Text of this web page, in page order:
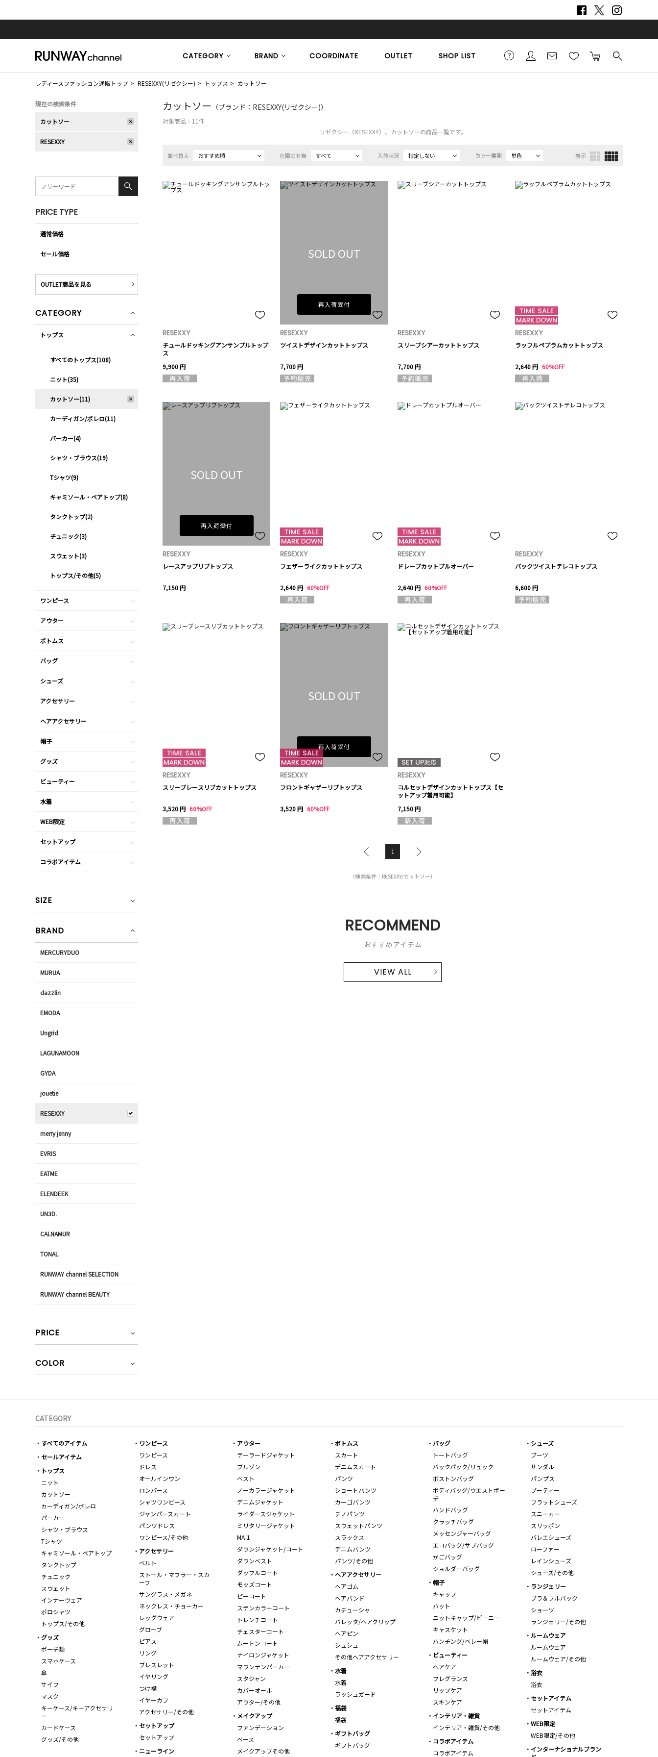
CATEGORY BRAND COORDINATE OUTLET SHOP LIST
レディースファッション通販トップ RESEXXY(リゼクシー) トップス カットソー
カットソー （ブランド：RESEXXY(リゼクシー)）
対象商品： 11件
リゼクシー（RESEXXY）、カットソーの商品一覧です。
並べ替え おすすめ順 在庫の有無 すべて 入荷状況 指定しない カラー展開 単色 表示
RESEXXY
チュールドッキングアンサンブルトップ
ス
9,900 円
SOLD OUT
再入荷受付
RESEXXY
ツイストデザインカットトップス
7,700 円
RESEXXY
スリーブシアーカットトップス
7,700 円
RESEXXY
ラッフルペプラムカットトップス
2,640 円 60%OFF
SOLD OUT
再入荷受付
RESEXXY
レースアップリブトップス
7,150 円
RESEXXY
フェザーライクカットトップス
2,640 円 60%OFF
RESEXXY
ドレープカットプルオーバー
2,640 円 60%OFF
RESEXXY
バックツイストテレコトップス
6,600 円
RESEXXY
スリーブレースリブカットトップス
3,520 円 60%OFF
SOLD OUT
再入荷受付
RESEXXY
フロントギャザーリブトップス
3,520 円 60%OFF
RESEXXY
コルセットデザインカットトップス【セ
ットアップ着用可能】
7,150 円
1
（検索条件：RESEXXY/カットソー）
RECOMMEND
おすすめアイテム
VIEW ALL
現在の検索条件
カットソー
RESEXXY
PRICE TYPE
通常価格
セール価格
OUTLET商品を見る
CATEGORY
トップス
すべてのトップス(108)
ニット(35)
カットソー(11)
カーディガン/ボレロ(11)
パーカー(4)
シャツ・ブラウス(19)
Tシャツ(9)
キャミソール・ベアトップ(8)
タンクトップ(2)
チュニック(3)
スウェット(3)
トップス/その他(5)
ワンピース
アウター
ボトムス
バッグ
シューズ
アクセサリー
ヘアアクセサリー
帽子
グッズ
ビューティー
水着
WEB限定
セットアップ
コラボアイテム
SIZE
BRAND
MERCURYDUO
MURUA
dazzlin
EMODA
Ungrid
LAGUNAMOON
GYDA
jouetie
RESEXXY
merry jenny
EVRIS
EATME
ELENDEEK
UN3D.
CALNAMUR
TONAL
RUNWAY channel SELECTION
RUNWAY channel BEAUTY
PRICE
COLOR
CATEGORY
すべてのアイテム
セールアイテム
トップス
ニット
カットソー
カーディガン/ボレロ
パーカー
シャツ・ブラウス
Tシャツ
キャミソール・ベアトップ
タンクトップ
チュニック
スウェット
インナーウェア
ポロシャツ
トップス/その他
ワンピース
ワンピース
ドレス
オールインワン
ロンパース
シャツワンピース
ジャンパースカート
パンツドレス
ワンピース/その他
アウター
テーラードジャケット
ブルゾン
ベスト
ノーカラージャケット
デニムジャケット
ライダースジャケット
ミリタリージャケット
MA-1
ダウンジャケット/コート
ダウンベスト
ダッフルコート
モッズコート
ピーコート
ステンカラーコート
トレンチコート
チェスターコート
ムートンコート
ナイロンジャケット
マウンテンパーカー
スタジャン
カバーオール
アウター/その他
ボトムス
スカート
デニムスカート
パンツ
ショートパンツ
カーゴパンツ
チノパンツ
スウェットパンツ
スラックス
デニムパンツ
パンツ/その他
バッグ
トートバッグ
バックパック/リュック
ボストンバッグ
ボディバッグ/ウエストポー
チ
ハンドバッグ
クラッチバッグ
メッセンジャーバッグ
エコバッグ/サブバッグ
かごバッグ
ショルダーバッグ
シューズ
ブーツ
サンダル
パンプス
ブーティー
フラットシューズ
スニーカー
スリッポン
バレエシューズ
ローファー
レインシューズ
シューズ/その他
アクセサリー
ベルト
ストール・マフラー・スカ
ーフ
サングラス・メガネ
ネックレス・チョーカー
レッグウェア
グローブ
ピアス
リング
ブレスレット
イヤリング
つけ襟
イヤーカフ
アクセサリー/その他
ヘアアクセサリー
ヘアゴム
ヘアバンド
カチューシャ
バレッタ/ヘアクリップ
ヘアピン
シュシュ
その他ヘアアクセサリー
帽子
キャップ
ハット
ニットキャップ/ビーニー
キャスケット
ハンチング/ベレー帽
ランジェリー
ブラ＆フルバック
ショーツ
ランジェリー/その他
ルームウェア
ルームウェア
ルームウェア/その他
グッズ
ポーチ類
スマホケース
傘
サイフ
マスク
キーケース/キーアクセサリ
ー
カードケース
グッズ/その他
ビューティー
ヘアケア
フレグランス
リップケア
スキンケア
水着
水着
ラッシュガード
浴衣
浴衣
セットアイテム
セットアイテム
福袋
福袋
メイクアップ
ファンデーション
ベース
メイクアップその他
インテリア・雑貨
インテリア・雑貨/その他
WEB限定
WEB限定/その他
セットアップ
セットアップ
ギフトバッグ
ギフトバッグ
コラボアイテム
コラボアイテム
インターナショナルブラン
ニューライン